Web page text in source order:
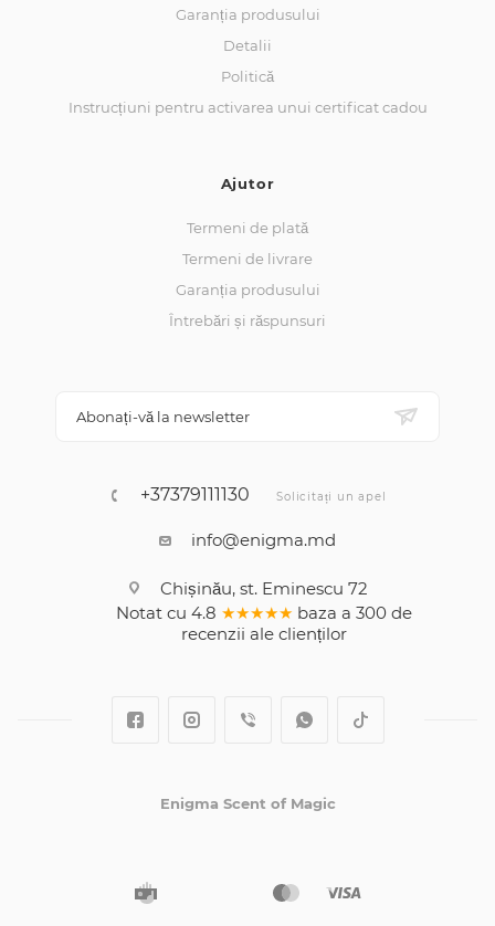
Garanția produsului
Detalii
Politică
Instrucțiuni pentru activarea unui certificat cadou
Ajutor
Termeni de plată
Termeni de livrare
Garanția produsului
Întrebări și răspunsuri
Abonați-vă la newsletter
+37379111130 Solicitați un apel
info@enigma.md
Chișinău, st. Eminescu 72
Notat cu 4.8 ★★★★★ baza a 300 de
recenzii ale clienților
Enigma Scent of Magic